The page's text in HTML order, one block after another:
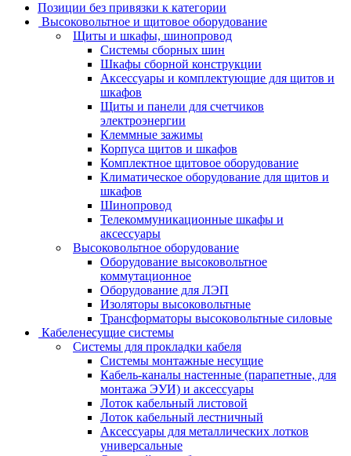
Позиции без привязки к категории
Высоковольтное и щитовое оборудование
Щиты и шкафы, шинопровод
Системы сборных шин
Шкафы сборной конструкции
Аксессуары и комплектующие для щитов и
шкафов
Щиты и панели для счетчиков
электроэнергии
Клеммные зажимы
Корпуса щитов и шкафов
Комплектное щитовое оборудование
Климатическое оборудование для щитов и
шкафов
Шинопровод
Телекоммуникационные шкафы и
аксессуары
Высоковольтное оборудование
Оборудование высоковольтное
коммутационное
Оборудование для ЛЭП
Изоляторы высоковольтные
Трансформаторы высоковольтные силовые
Кабеленесущие системы
Системы для прокладки кабеля
Системы монтажные несущие
Кабель-каналы настенные (парапетные, для
монтажа ЭУИ) и аксессуары
Лоток кабельный листовой
Лоток кабельный лестничный
Аксессуары для металлических лотков
универсальные